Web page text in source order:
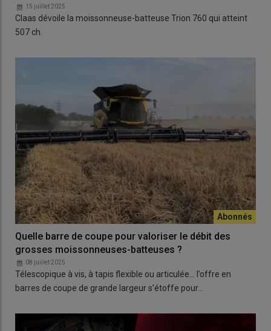
15 juillet 2025
Claas dévoile la moissonneuse-batteuse Trion 760 qui atteint
507 ch.
Quelle barre de coupe pour valoriser le débit des
grosses moissonneuses-batteuses ?
08 juillet 2025
Télescopique à vis, à tapis flexible ou articulée… l’offre en
barres de coupe de grande largeur s’étoffe pour…